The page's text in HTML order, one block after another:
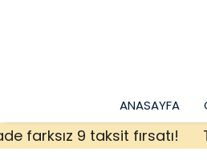
ANASAYFA
9 taksit fırsatı!